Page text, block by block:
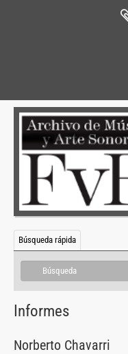
Búsqueda rápida
Informes
Norberto Chavarri